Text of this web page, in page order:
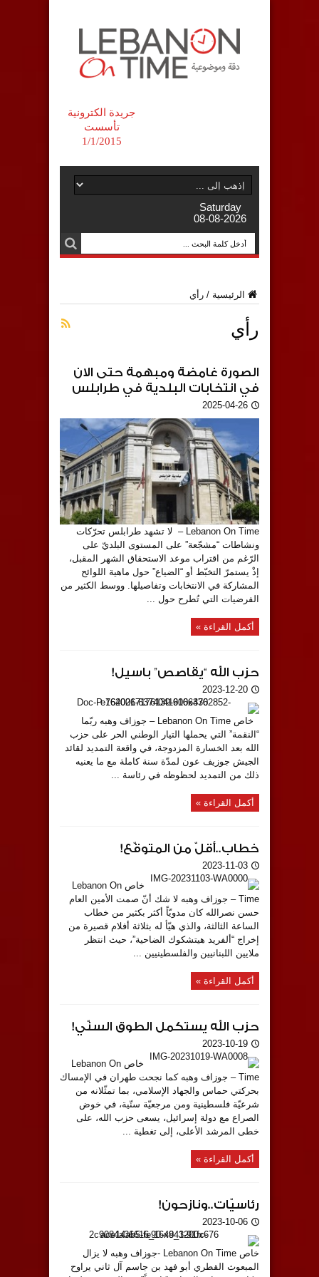
جريدة الكترونية
تأسست
1/1/2015
Saturday
08-08-2026
الرئيسية / رأي
رأي
الصورة غامضة ومبهمة حتى الان
في انتخابات البلدية في طرابلس
2025-04-26
Lebanon On Time – لا تشهد طرابلس تحرّكات
ونشاطات “مشجّعة” على المستوى البلديّ على
الرّغم من اقتراب موعد الاستحقاق الشهر المقبل،
إذْ يستمرّ التخبّط أو “الضياع” حول ماهية اللوائح
المشاركة في الانتخابات وتفاصيلها. ووسط الكثير من
الفرضيات التي تُطرح حول ...
أكمل القراءة »
حزب الله “يقاصص” باسيل!
2023-12-20
خاص Lebanon On Time – جوزاف وهبه ربّما
“النقمة” التي يحملها التيار الوطني الحر على حزب
الله بعد الخسارة المزدوجة، في واقعة التمديد لقائد
الجيش جوزيف عون لمدّة سنة كاملة مع ما يعنيه
ذلك من التمديد لحظوظه في رئاسة ...
أكمل القراءة »
خطاب..أقلّ من المتوقّع!
2023-11-03
خاص Lebanon On
Time – جوزاف وهبه لا شك أنّ صمت الأمين العام
حسن نصرالله كان مدويّاً أكثر بكثير من خطاب
الساعة الثالثة، والذي هيّأ له بثلاثة أفلام قصيرة من
إخراج “ألفريد هيتشكوك الضاحية”، حيث انتظر
ملايين اللبنانيين والفلسطينيين ...
أكمل القراءة »
حزب الله يستكمل الطوق السنّي!
2023-10-19
خاص Lebanon On
Time – جوزاف وهبه كما نجحت طهران في الإمساك
بحركتي حماس والجهاد الإسلامي، بما تمثّلانه من
شرعيّة فلسطينية ومن مرجعيّة سنّية، في خوض
الصراع مع دولة إسرائيل، يسعى حزب الله، على
خطى المرشد الأعلى، إلى تغطية ...
أكمل القراءة »
رئاسيّات..ونازحون!
2023-10-06
خاص Lebanon On Time -جوزاف وهبه لا يزال
المبعوث القطري أبو فهد بن جاسم آل ثاني يراوح